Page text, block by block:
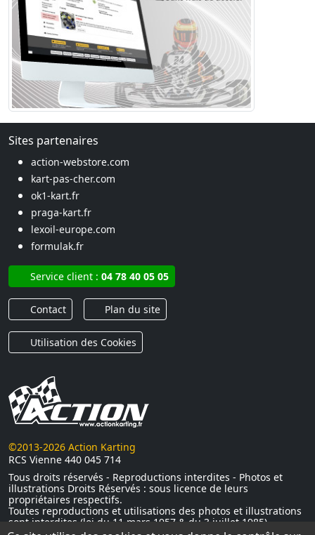
Sites partenaires
action-webstore.com
kart-pas-cher.com
ok1-kart.fr
praga-kart.fr
lexoil-europe.com
formulak.fr
Service client : 04 78 40 05 05
Contact Plan du site
Utilisation des Cookies
©2013-2026 Action Karting
RCS Vienne 440 045 714
Tous droits réservés - Reproductions interdites - Photos et
illustrations Droits Réservés : sous licence de leurs
propriétaires respectifs.
Toutes reproductions et utilisations des photos et illustrations
sont interdites (loi du 11 mars 1957 & du 3 juillet 1985)